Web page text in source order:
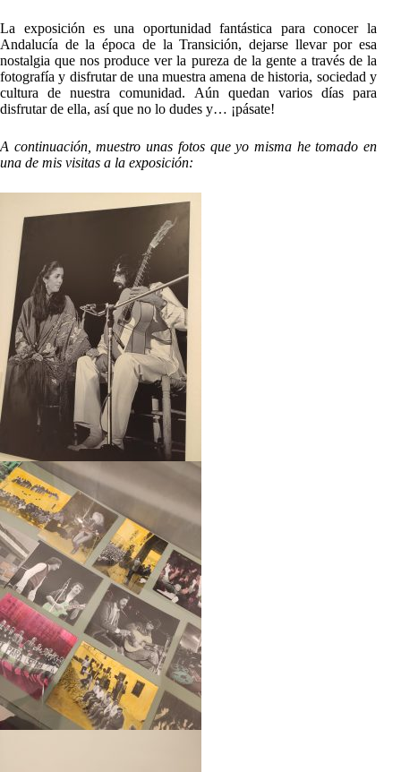
La exposición es una oportunidad fantástica para conocer la
Andalucía de la época de la Transición, dejarse llevar por esa
nostalgia que nos produce ver la pureza de la gente a través de la
fotografía y disfrutar de una muestra amena de historia, sociedad y
cultura de nuestra comunidad. Aún quedan varios días para
disfrutar de ella, así que no lo dudes y… ¡pásate!
A continuación, muestro unas fotos que yo misma he tomado en
una de mis visitas a la exposición: